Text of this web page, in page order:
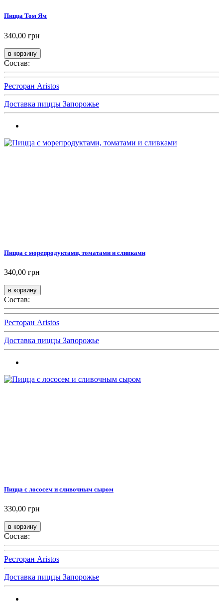
Пицца Том Ям
340,00 грн
Состав:
Ресторан Aristos
Доставка пиццы Запорожье
Пицца с морепродуктами, томатами и сливками
340,00 грн
Состав:
Ресторан Aristos
Доставка пиццы Запорожье
Пицца с лососем и сливочным сыром
330,00 грн
Состав:
Ресторан Aristos
Доставка пиццы Запорожье